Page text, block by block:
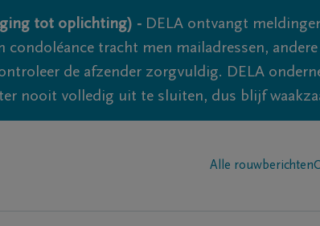
tot oplichting) - DELA ontvangt
tracht men mailadressen,
de afzender zorgvuldig. DELA
nooit volledig uit te sluiten, dus blijf
Alle rouwberichten